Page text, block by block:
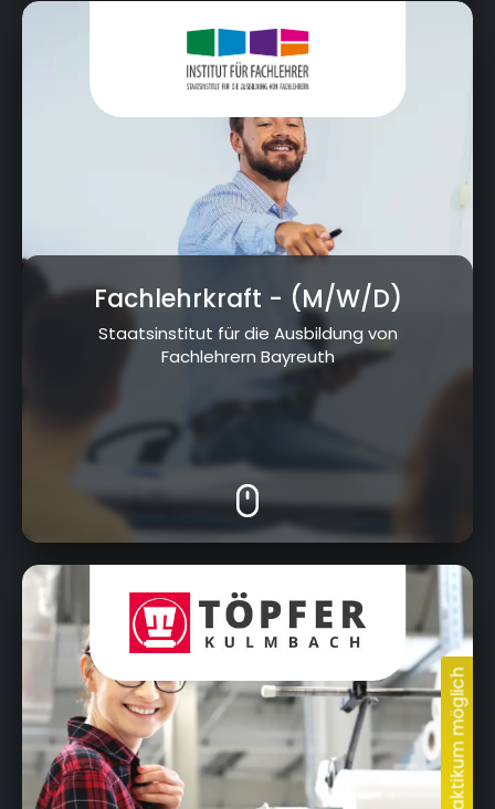
Geschwister-Scholl-Platz 3, 95445 Bayreuth
Fachlehrkraft - (M/W/D)
Staatsinstitut für die Ausbildung von
Fachlehrern Bayreuth
Am Kreuzstein 5, 95326 Kulmbach